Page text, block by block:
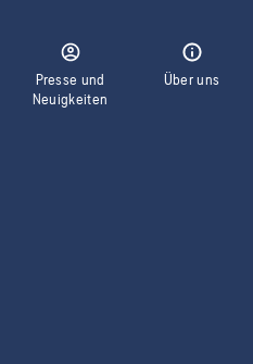
Presse und
Neuigkeiten
Über uns